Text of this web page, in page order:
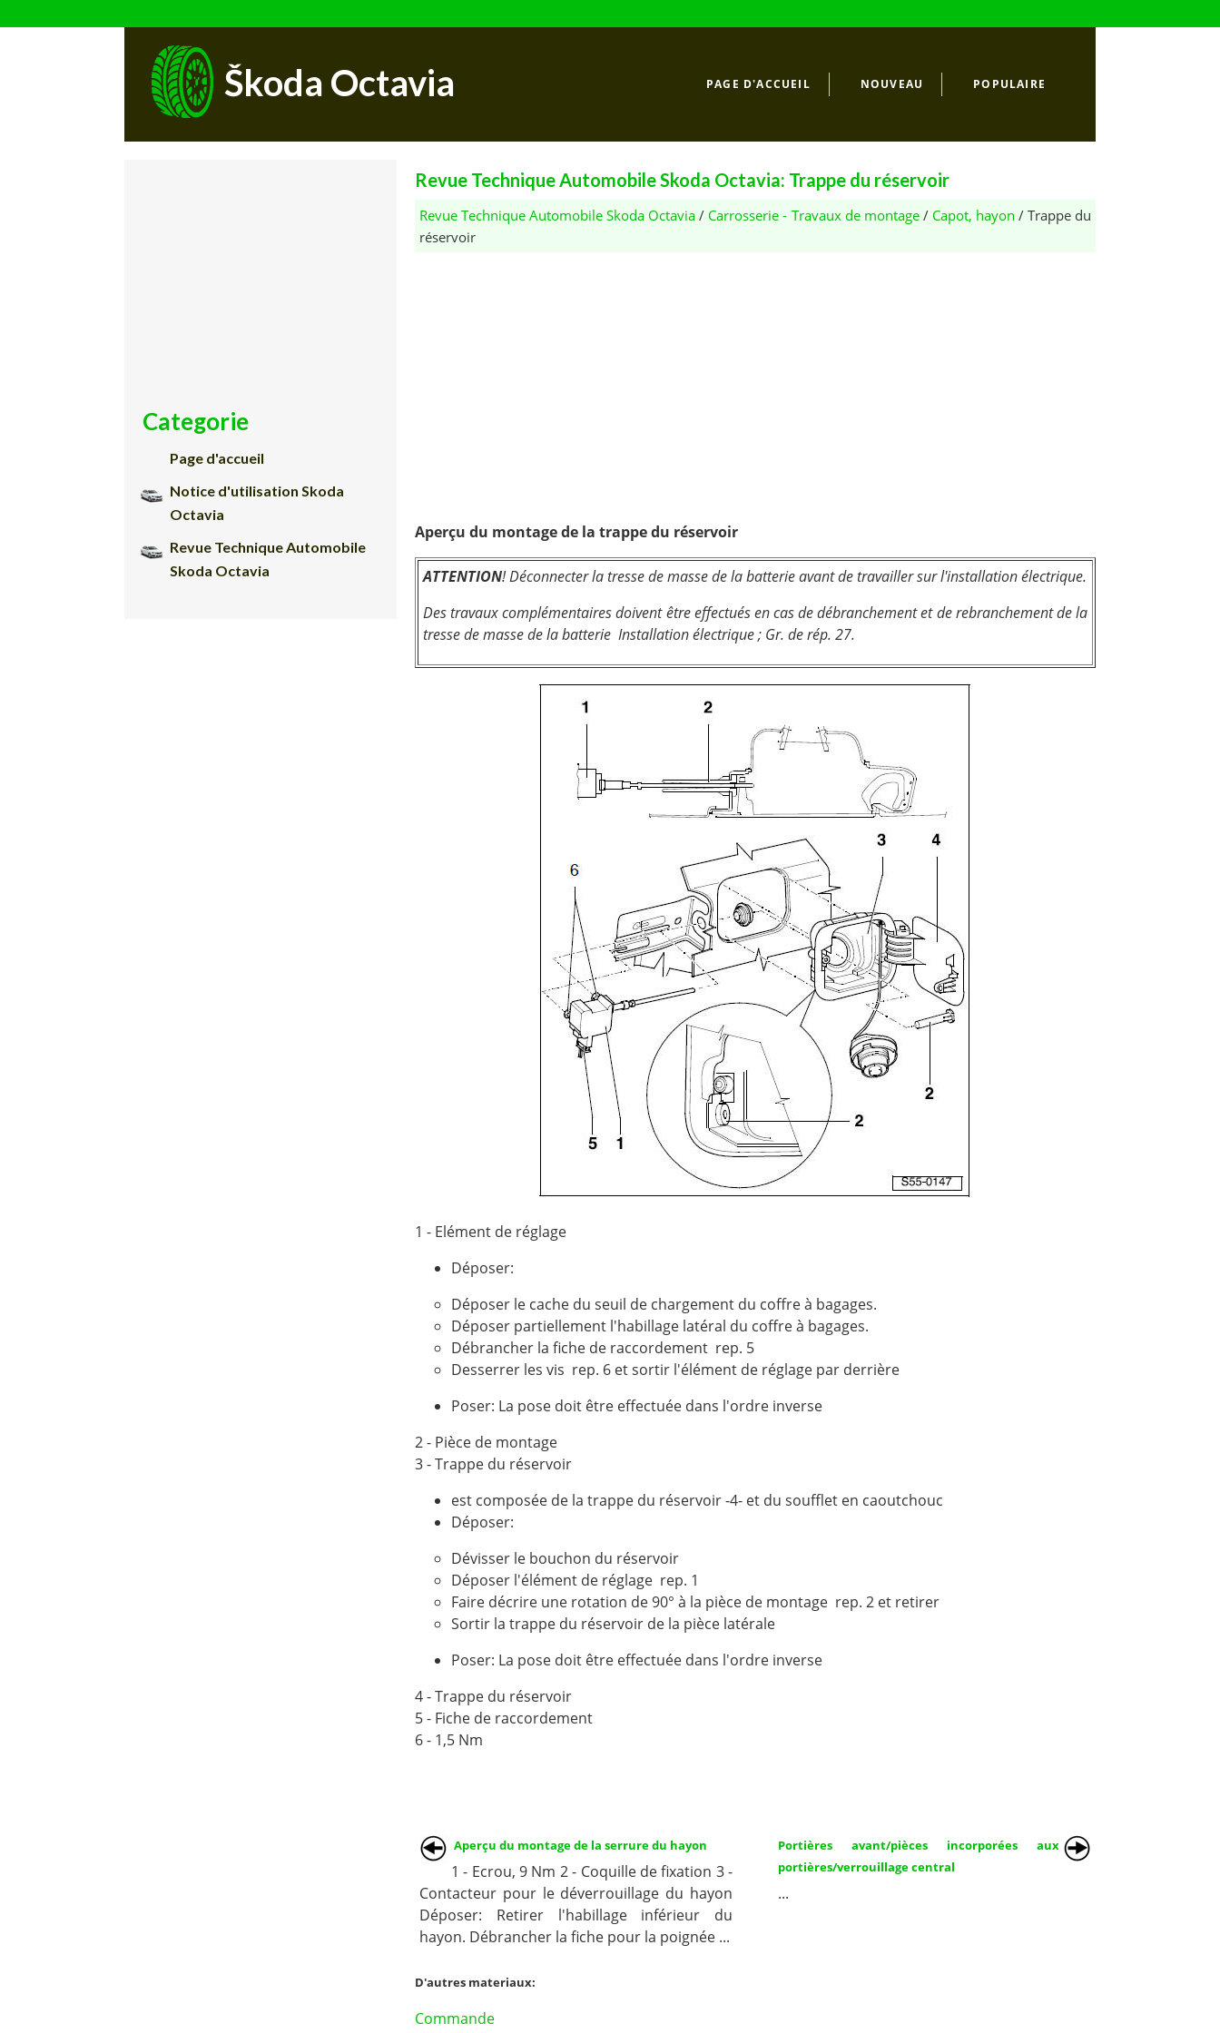
Škoda Octavia PAGE D'ACCUEIL NOUVEAU POPULAIRE
Revue Technique Automobile Skoda Octavia: Trappe du réservoir
Revue Technique Automobile Skoda Octavia / Carrosserie - Travaux de montage/ Capot, hayon / Trappe du
réservoir
Aperçu du montage de la trappe du réservoir
ATTENTION! Déconnecter la tresse de masse de la batterie avant de travailler sur l'installation électrique.
Des travaux complémentaires doivent être effectués en cas de débranchement et de rebranchement de la
tresse de masse de la batterie Installation électrique ; Gr. de rép. 27.
1 - Elément de réglage
Déposer:
Déposer le cache du seuil de chargement du coffre à bagages.
Déposer partiellement l'habillage latéral du coffre à bagages.
Débrancher la fiche de raccordement rep. 5
Desserrer les vis rep. 6 et sortir l'élément de réglage par derrière
Poser: La pose doit être effectuée dans l'ordre inverse
2 - Pièce de montage
3 - Trappe du réservoir
est composée de la trappe du réservoir -4- et du soufflet en caoutchouc
Déposer:
Dévisser le bouchon du réservoir
Déposer l'élément de réglage rep. 1
Faire décrire une rotation de 90° à la pièce de montage rep. 2 et retirer
Sortir la trappe du réservoir de la pièce latérale
Poser: La pose doit être effectuée dans l'ordre inverse
4 - Trappe du réservoir
5 - Fiche de raccordement
6 - 1,5 Nm
Aperçu du montage de la serrure du hayon
1 - Ecrou, 9 Nm 2 - Coquille de fixation 3 -
Contacteur pour le déverrouillage du hayon
Déposer: Retirer l'habillage inférieur du
hayon. Débrancher la fiche pour la poignée ...
Portières avant/pièces incorporées aux
portières/verrouillage central
...
D'autres materiaux:
Commande
Categorie
Page d'accueil
Notice d'utilisation Skoda
Octavia
Revue Technique Automobile
Skoda Octavia